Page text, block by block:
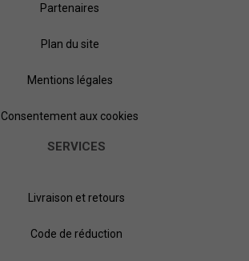
Partenaires
Plan du site
Mentions légales
Consentement aux cookies
SERVICES
Livraison et retours
Code de réduction